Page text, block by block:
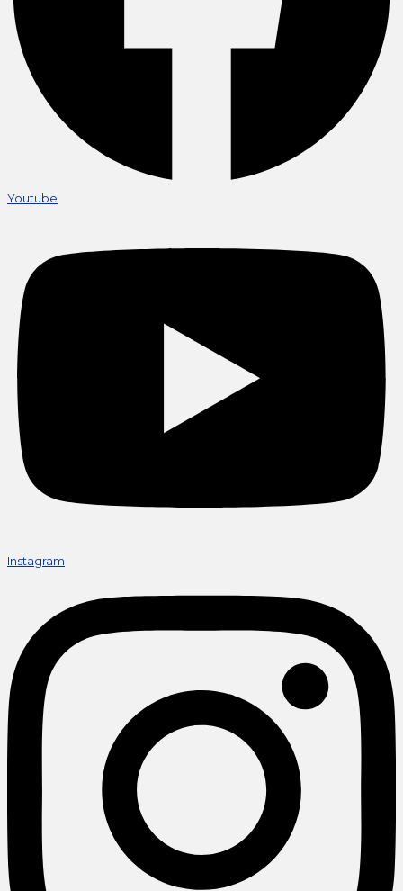
Youtube
Instagram